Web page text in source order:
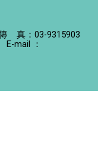
真：03-9315903
mail ：